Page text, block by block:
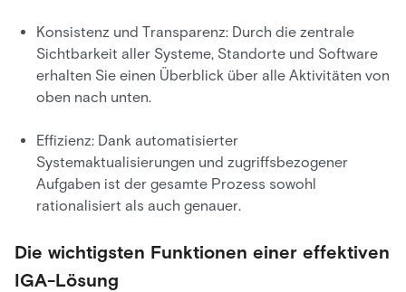
Konsistenz und Transparenz: Durch die zentrale
Sichtbarkeit aller Systeme, Standorte und Software
erhalten Sie einen Überblick über alle Aktivitäten von
oben nach unten.
Effizienz: Dank automatisierter
Systemaktualisierungen und zugriffsbezogener
Aufgaben ist der gesamte Prozess sowohl
rationalisiert als auch genauer.
Die wichtigsten Funktionen einer effektiven
IGA-Lösung